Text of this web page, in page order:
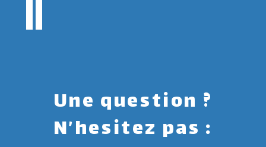
Une question ?
N’hesitez pas :